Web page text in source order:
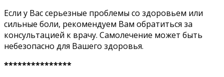
Если у Вас серьезные проблемы со здоровьем или
сильные боли, рекомендуем Вам обратиться за
консультацией к врачу. Самолечение может быть
небезопасно для Вашего здоровья.
***************